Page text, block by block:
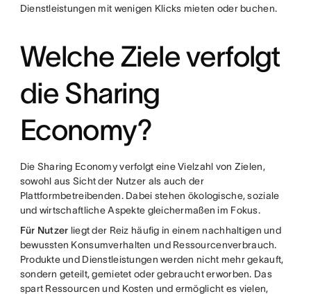
Dienstleistungen mit wenigen Klicks mieten oder buchen.
Welche Ziele verfolgt
die Sharing
Economy?
Die Sharing Economy verfolgt eine Vielzahl von Zielen,
sowohl aus Sicht der Nutzer als auch der
Plattformbetreibenden. Dabei stehen ökologische, soziale
und wirtschaftliche Aspekte gleichermaßen im Fokus.
Für Nutzer liegt der Reiz häufig in einem nachhaltigen und
bewussten Konsumverhalten und Ressourcenverbrauch.
Produkte und Dienstleistungen werden nicht mehr gekauft,
sondern geteilt, gemietet oder gebraucht erworben. Das
spart Ressourcen und Kosten und ermöglicht es vielen,